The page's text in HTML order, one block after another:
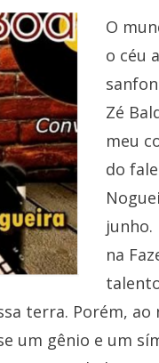
O
o céu
Zé
meu
do
junho.
na
terra. Porém, ao
um gênio e um